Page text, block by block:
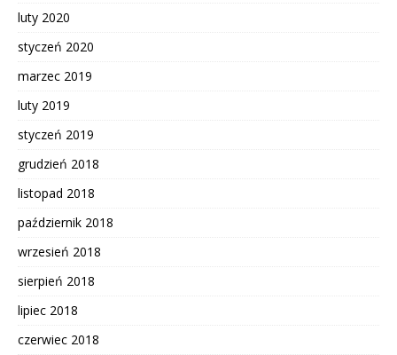
luty 2020
styczeń 2020
marzec 2019
luty 2019
styczeń 2019
grudzień 2018
listopad 2018
październik 2018
wrzesień 2018
sierpień 2018
lipiec 2018
czerwiec 2018